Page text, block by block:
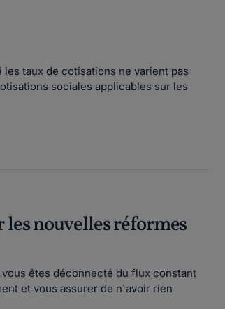
taux de cotisations ne varient pas
sociales applicables sur les
les nouvelles réformes
êtes déconnecté du flux constant
et vous assurer de n'avoir rien